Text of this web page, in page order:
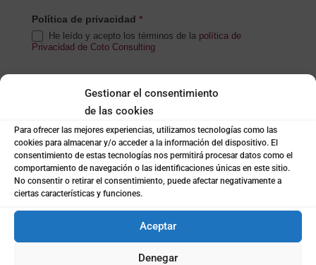
Gestionar el consentimiento
de las cookies
Para ofrecer las mejores experiencias, utilizamos tecnologías como las
cookies para almacenar y/o acceder a la información del dispositivo. El
consentimiento de estas tecnologías nos permitirá procesar datos como el
comportamiento de navegación o las identificaciones únicas en este sitio.
No consentir o retirar el consentimiento, puede afectar negativamente a
ciertas características y funciones.
Aceptar
Denegar
Política de privacidad *
He leído y acepto los términos de la política de
Privacidad de Coto Consulting
Acepto recibir notificaciones de Coto Consulting.
(newsletters, cursos, informes, etc)
Enviar
Si eres humano, deja este campo en blanco.